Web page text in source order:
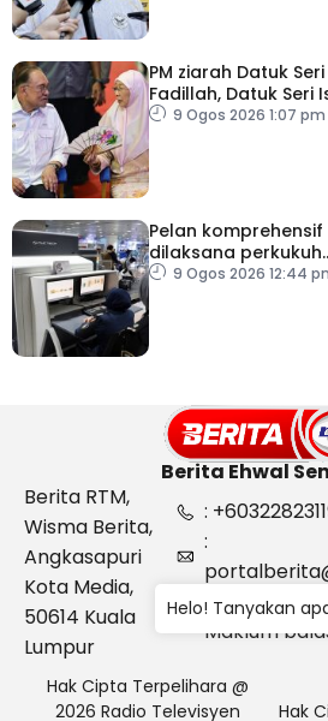
PM ziarah Datuk Seri
Fadillah, Datuk Seri
Sabri di IJN
9 Ogos 2026 1:07 pm
Pelan komprehensif
dilaksana perkukuh
keselamatan
9 Ogos 2026 12:44
Berita Ehwal
Berita RTM,
Wisma Berita,
Angkasapuri
Kota Media,
50614 Kuala
Lumpur
:
:
: Aduan &
Maklum
Hak Cipta Terpelihara @
2026 Radio Televisyen
Hak
Helo! Tanyakan